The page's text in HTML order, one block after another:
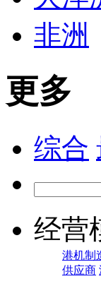
非洲
更多
综合
经营
港机制
供应商